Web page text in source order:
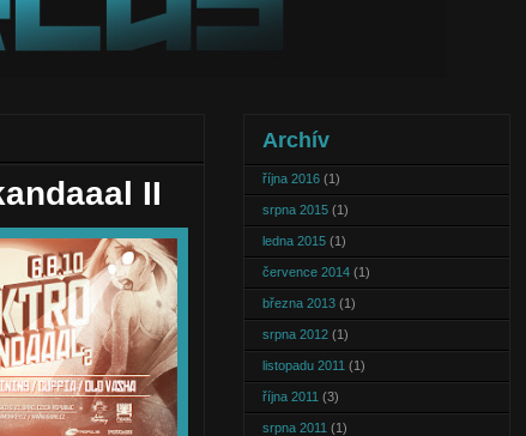
II
Archív
října 2016 (1)
srpna 2015 (1)
ledna 2015 (1)
července 2014 (1)
března 2013 (1)
srpna 2012 (1)
listopadu 2011 (1)
října 2011 (3)
srpna 2011 (1)